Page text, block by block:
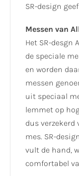
SR-design
Messen van
Het SR-desgn
de speciale
en worden
messen
uit speciaal
lemmet op
dus verzekerd
mes. SR-
vult de hand,
comfortabel